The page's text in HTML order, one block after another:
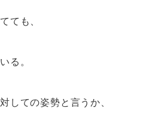
ても、
る。
しての姿勢と言うか、